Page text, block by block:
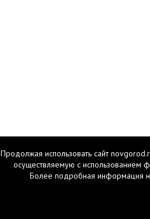
Продолжая использовать сайт
осуществляемую с использованием
Более подробная информация